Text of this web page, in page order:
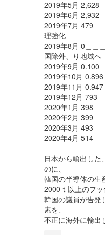
2019年5月 2,628
2019年6月 2,932
2019年7月 479＿
理強化
2019年8月 0＿＿
国除外、り地域へ
2019年9月 0.100
2019年10月 0.896
2019年11月 0.947
2019年12月 793
2020年1月 398
2020年2月 399
2020年3月 493
2020年4月 514
日本から輸出した
のに、
韓国の半導体の生
2000ｔ以上のフ
韓国の議員が告発
素を、
不正に海外に輸出